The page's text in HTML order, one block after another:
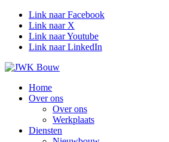
Link naar Facebook
Link naar X
Link naar Youtube
Link naar LinkedIn
Home
Over ons
Over ons
Werkplaats
Diensten